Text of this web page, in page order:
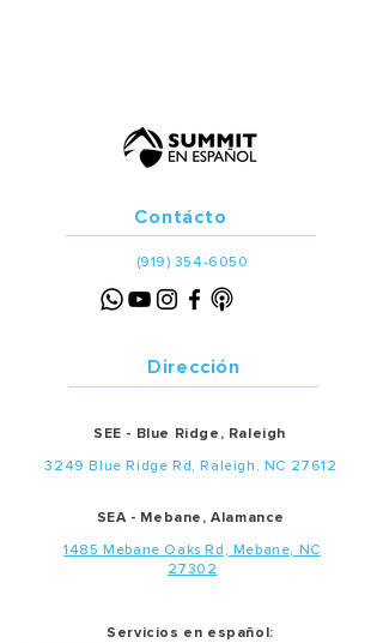
Contácto
(919) 354-6050
Dirección
SEE - Blue Ridge, Raleigh
3249 Blue Ridge Rd, Raleigh, NC 27612
SEA - Mebane, Alamance
1485 Mebane Oaks Rd, Mebane, NC
27302
Servicios en español: